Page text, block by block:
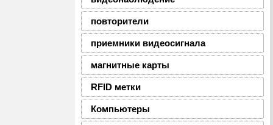
повторители
приемники видеосигнала
магнитные карты
RFID метки
Компьютеры